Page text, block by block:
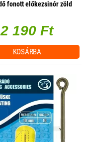
fonott előkezsinór zöld
2 190 Ft
KOSÁRBA